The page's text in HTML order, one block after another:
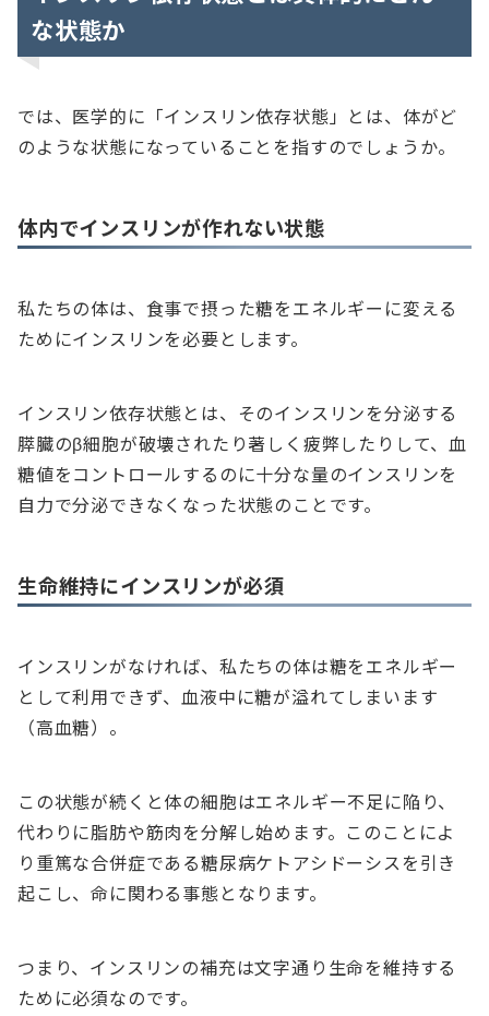
な状態か
では、医学的に「インスリン依存状態」とは、体がど
のような状態になっていることを指すのでしょうか。
体内でインスリンが作れない状態
私たちの体は、食事で摂った糖をエネルギーに変える
ためにインスリンを必要とします。
インスリン依存状態とは、そのインスリンを分泌する
膵臓のβ細胞が破壊されたり著しく疲弊したりして、血
糖値をコントロールするのに十分な量のインスリンを
自力で分泌できなくなった状態のことです。
生命維持にインスリンが必須
インスリンがなければ、私たちの体は糖をエネルギー
として利用できず、血液中に糖が溢れてしまいます
（高血糖）。
この状態が続くと体の細胞はエネルギー不足に陥り、
代わりに脂肪や筋肉を分解し始めます。このことによ
り重篤な合併症である糖尿病ケトアシドーシスを引き
起こし、命に関わる事態となります。
つまり、インスリンの補充は文字通り生命を維持する
ために必須なのです。